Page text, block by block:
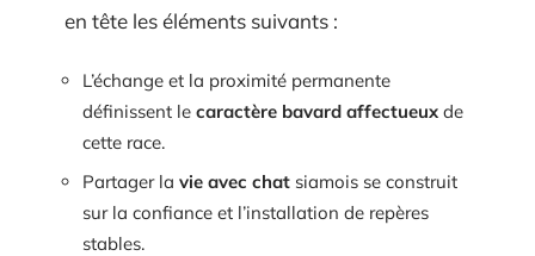
en tête les éléments suivants :
L’échange et la proximité permanente
définissent le caractère bavard affectueux de
cette race.
Partager la vie avec chat siamois se construit
sur la confiance et l’installation de repères
stables.